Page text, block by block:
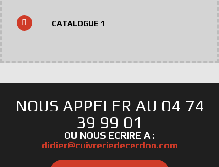
CATALOGUE 1
NOUS APPELER AU 04 74
39 99 01
didier@cuivreriedecerdon.com